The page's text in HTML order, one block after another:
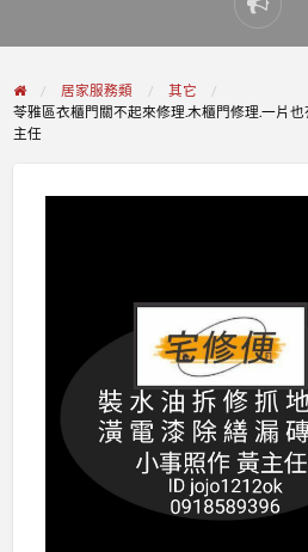
Report
居家服務類
其它
苓雅區衣櫃門關不起來修理.木櫃門修理.一片
主任